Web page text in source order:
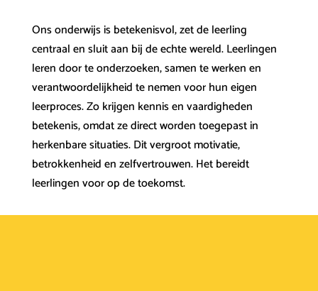
Ons onderwijs is betekenisvol, zet de leerling
centraal en sluit aan bij de echte wereld. Leerlingen
leren door te onderzoeken, samen te werken en
verantwoordelijkheid te nemen voor hun eigen
leerproces. Zo krijgen kennis en vaardigheden
betekenis, omdat ze direct worden toegepast in
herkenbare situaties. Dit vergroot motivatie,
betrokkenheid en zelfvertrouwen. Het bereidt
leerlingen voor op de toekomst.